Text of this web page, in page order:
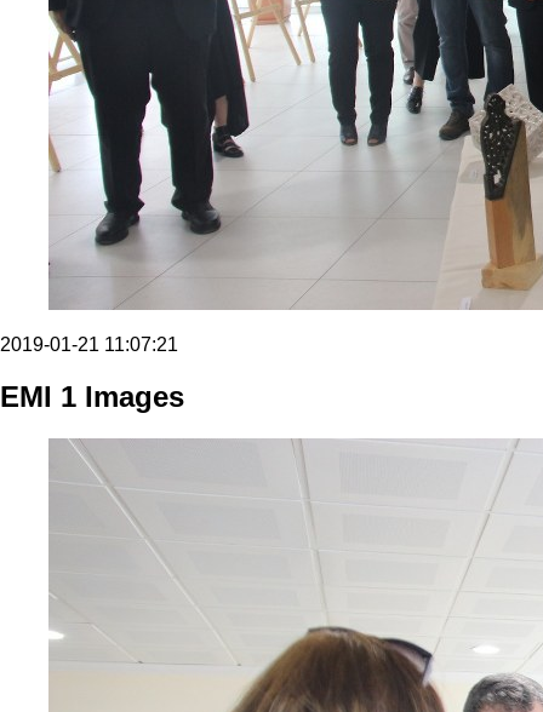
2019-01-21 11:07:21
EMI 1 Images